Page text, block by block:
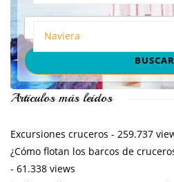
Naviera
Artículos más leídos
Excursiones cruceros - 259.737
¿Cómo flotan los barcos de
- 61.338 views